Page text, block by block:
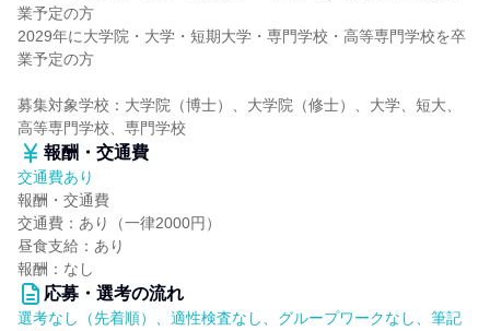
業予定の方
2029年に大学院・大学・短期大学・専門学校・高等専門学校を卒
業予定の方
募集対象学校：大学院（博士）、大学院（修士）、大学、短大、
高等専門学校、専門学校
報酬・交通費
交通費あり
報酬・交通費
交通費：あり（一律2000円）
昼食支給：あり
報酬：なし
応募・選考の流れ
選考なし（先着順）、適性検査なし、グループワークなし、筆記